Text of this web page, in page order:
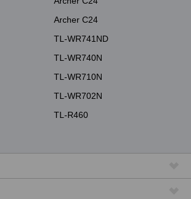
Archer C24
TL-WR741ND
TL-WR740N
TL-WR710N
TL-WR702N
TL-R460